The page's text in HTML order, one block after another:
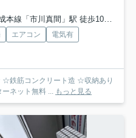
本線「市川真間」駅 徒歩10分
エアコン
電気有
鉄筋コンクリート造 ☆収納あり
ネット無料 ... もっと見る